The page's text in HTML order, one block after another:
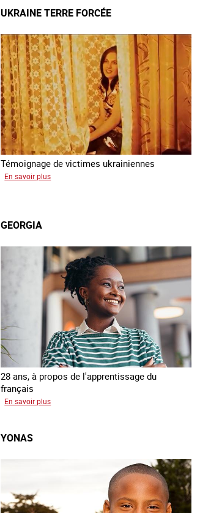
UKRAINE TERRE FORCÉE
Témoignage de victimes ukrainiennes
En savoir plus
GEORGIA
28 ans, à propos de l'apprentissage du
français
En savoir plus
YONAS